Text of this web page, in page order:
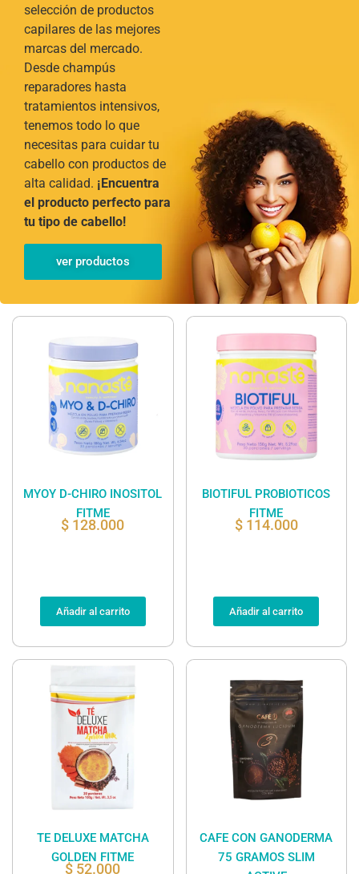
selección de productos
capilares de las mejores
marcas del mercado.
Desde champús
reparadores hasta
tratamientos intensivos,
tenemos todo lo que
necesitas para cuidar tu
cabello con productos de
alta calidad. ¡Encuentra
el producto perfecto para
tu tipo de cabello!
ver productos
MYOY D-CHIRO INOSITOL
FITME
$ 128.000
Añadir al carrito
BIOTIFUL PROBIOTICOS
FITME
$114.000
Añadir al carrito
TE DELUXE MATCHA
GOLDEN FITME
$ 52.000
CAFE CON GANODERMA
75 GRAMOS SLIM